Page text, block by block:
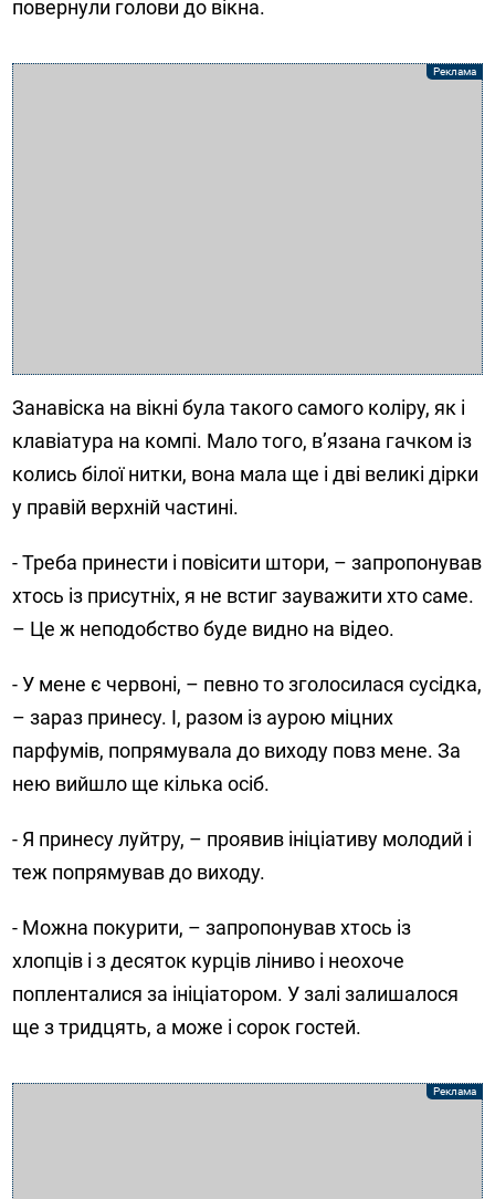
повернули голови до вікна.
Занавіска на вікні була такого самого коліру, як і
клавіатура на компі. Мало того, в’язана гачком із
колись білої нитки, вона мала ще і дві великі дірки
у правій верхній частині.
- Треба принести і повісити штори, – запропонував
хтось із присутніх, я не встиг зауважити хто саме.
– Це ж неподобство буде видно на відео.
- У мене є червоні, – певно то зголосилася сусідка,
– зараз принесу. І, разом із аурою міцних
парфумів, попрямувала до виходу повз мене. За
нею вийшло ще кілька осіб.
- Я принесу луйтру, – проявив ініціативу молодий і
теж попрямував до виходу.
- Можна покурити, – запропонував хтось із
хлопців і з десяток курців ліниво і неохоче
попленталися за ініціатором. У залі залишалося
ще з тридцять, а може і сорок гостей.